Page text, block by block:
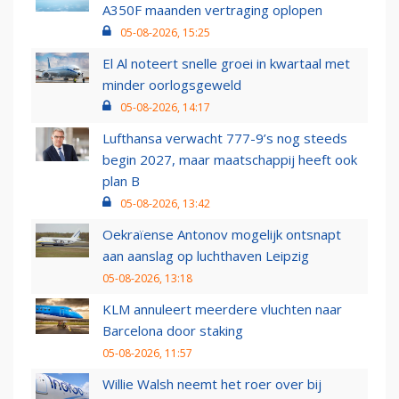
A350F maanden vertraging oplopen
05-08-2026, 15:25
El Al noteert snelle groei in kwartaal met
minder oorlogsgeweld
05-08-2026, 14:17
Lufthansa verwacht 777-9’s nog steeds
begin 2027, maar maatschappij heeft ook
plan B
05-08-2026, 13:42
Oekraïense Antonov mogelijk ontsnapt
aan aanslag op luchthaven Leipzig
05-08-2026, 13:18
KLM annuleert meerdere vluchten naar
Barcelona door staking
05-08-2026, 11:57
Willie Walsh neemt het roer over bij